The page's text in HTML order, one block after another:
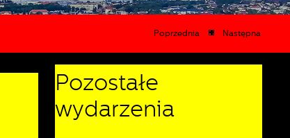
Poprzednia Następna
Pozostałe
wydarzenia